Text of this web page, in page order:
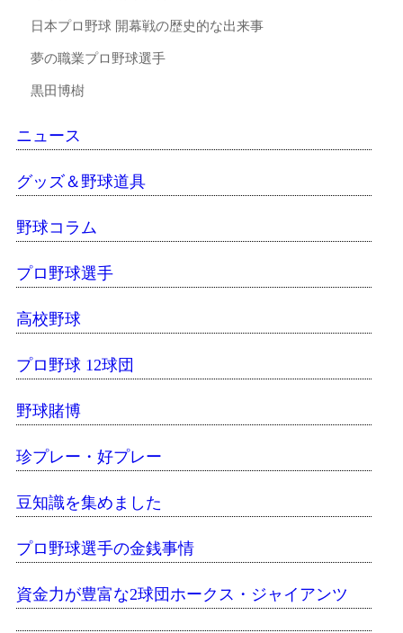
日本プロ野球 開幕戦の歴史的な出来事
夢の職業プロ野球選手
黒田博樹
ニュース
グッズ＆野球道具
野球コラム
プロ野球選手
高校野球
プロ野球 12球団
野球賭博
珍プレー・好プレー
豆知識を集めました
プロ野球選手の金銭事情
資金力が豊富な2球団ホークス・ジャイアンツ